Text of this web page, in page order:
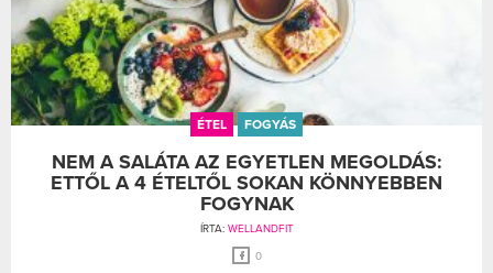
ÉTEL FOGYÁS
NEM A SALÁTA AZ EGYETLEN MEGOLDÁS:
ETTŐL A 4 ÉTELTŐL SOKAN KÖNNYEBBEN
FOGYNAK
ÍRTA: WELLANDFIT
0